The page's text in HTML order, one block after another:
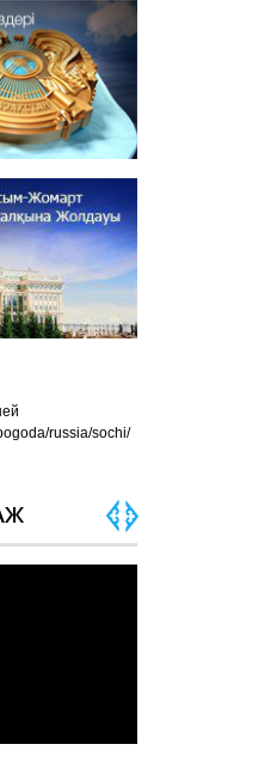
russia/sochi/